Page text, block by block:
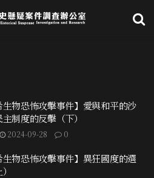
生物恐怖攻擊事件】愛與和平的沙
制度的反擊（下）
2024-09-28 0
生物恐怖攻擊事件】異狂國度的選